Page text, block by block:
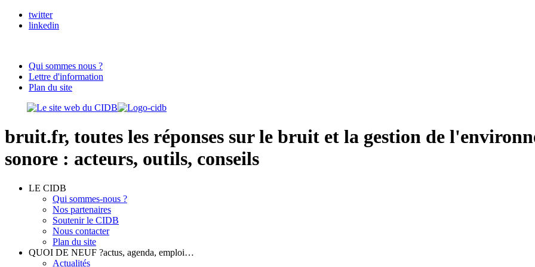
twitter
linkedin
Qui sommes nous ?
Lettre d'information
Plan du site
bruit.fr, toutes les réponses sur le bruit et la gestion de
sonore : acteurs, outils, conseils
LE CIDB
Qui sommes-nous ?
Nos partenaires
Soutenir le CIDB
Nous contacter
Plan du site
QUOI DE NEUF ?actus, agenda, emploi…
Actualités